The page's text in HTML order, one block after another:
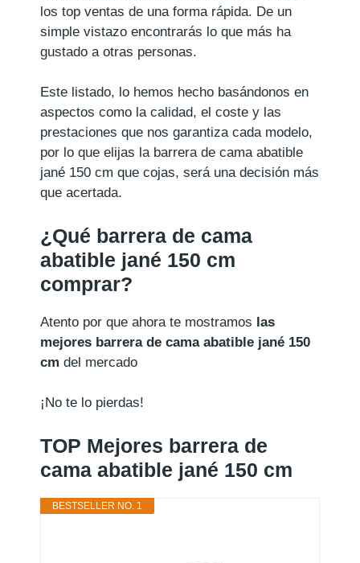
los top ventas de una forma rápida. De un
simple vistazo encontrarás lo que más ha
gustado a otras personas.
Este listado, lo hemos hecho basándonos en
aspectos como la calidad, el coste y las
prestaciones que nos garantiza cada modelo,
por lo que elijas la barrera de cama abatible
jané 150 cm que cojas, será una decisión más
que acertada.
¿Qué barrera de cama
abatible jané 150 cm
comprar?
Atento por que ahora te mostramos las
mejores barrera de cama abatible jané 150
cm del mercado
¡No te lo pierdas!
TOP Mejores barrera de
cama abatible jané 150 cm
BESTSELLER NO. 1